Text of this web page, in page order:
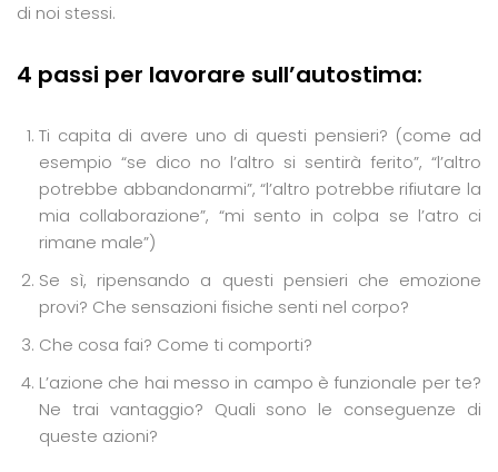
di noi stessi.
4 passi per lavorare sull’autostima:
Ti capita di avere uno di questi pensieri? (come ad
esempio “se dico no l’altro si sentirà ferito”, “l’altro
potrebbe abbandonarmi”, “l’altro potrebbe rifiutare la
mia collaborazione”, “mi sento in colpa se l’atro ci
rimane male”)
Se sì, ripensando a questi pensieri che emozione
provi? Che sensazioni fisiche senti nel corpo?
Che cosa fai? Come ti comporti?
L’azione che hai messo in campo è funzionale per te?
Ne trai vantaggio? Quali sono le conseguenze di
queste azioni?